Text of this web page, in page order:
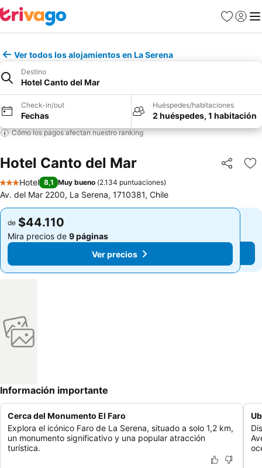
Favoritos
Iniciar
Ver todos los alojamientos en La Serena
Destino
Hotel Canto del Mar
Check-in/out
Fechas
Huéspedes/habitaciones
2 huéspedes, 1 habitación
Cómo los pagos afectan nuestro ranking
Hotel Canto del Mar Compartir
3 Estrellas
Hotel 8,1 Muy bueno (2.134 puntuaciones)
Av. del Mar 2200, La Serena, 1710381, Chile
de $44.110
Mira precios de 9 páginas
Ver precios
de $44.110
Mira precios de 9 páginas
Ver precios
Información importante
Cerca del Monumento El Faro
Explora el icónico Faro de La Serena, situado a solo 1,2 km,
un monumento significativo y una popular atracción
turística.